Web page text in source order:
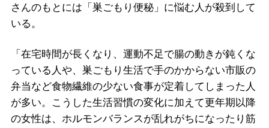
さんのもとには「巣ごもり便秘」に悩む人が殺到して
いる。
「在宅時間が長くなり、運動不足で腸の動きが鈍くな
っている人や、巣ごもり生活で手のかからない市販の
弁当など食物繊維の少ない食事が定着してしまった人
が多い。こうした生活習慣の変化に加えて更年期以降
の女性は、ホルモンバランスが乱れがちになったり筋